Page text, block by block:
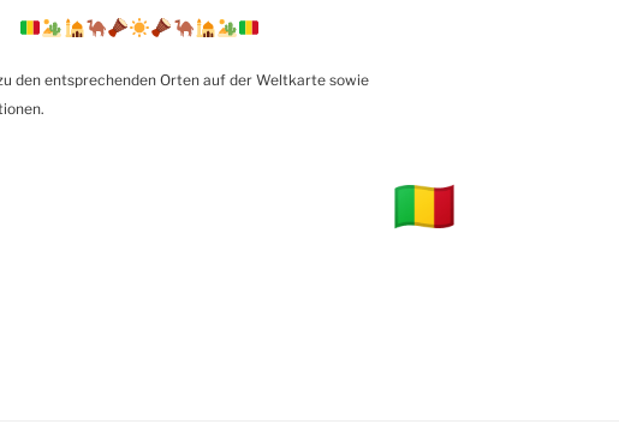
den entsprechenden Orten auf der Weltkarte sowie